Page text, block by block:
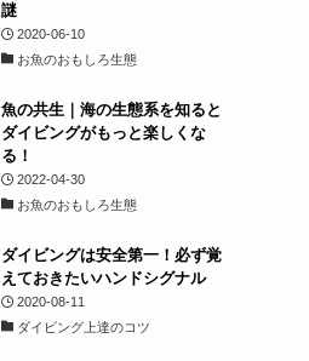
謎
2020-06-10
お魚のおもしろ生態
魚の共生｜海の生態系を知ると
ダイビングがもっと楽しくな
る！
2022-04-30
お魚のおもしろ生態
ダイビングは安全第一！必ず覚
えておきたいハンドシグナル
2020-08-11
ダイビング上達のコツ